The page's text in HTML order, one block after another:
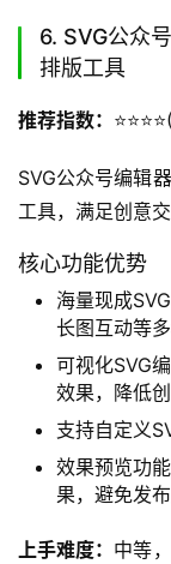
6. SVG公众
排版工具
推荐指数：
SVG公众号编辑
工具，满足创意
核心功能优势
海量现成
长图互动等
可视化SVG
效果，降低
支持自定义
效果预览功
果，避免发
上手难度： 中等